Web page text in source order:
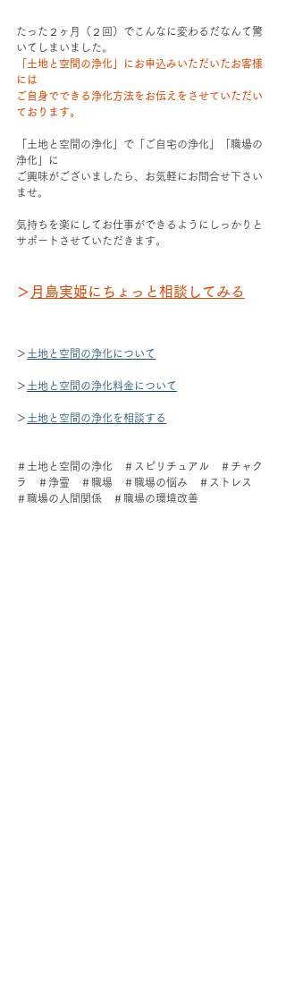
たった２ヶ月（２回）でこんなに変わるだなんて驚
いてしまいました。
「土地と空間の浄化」にお申込みいただいたお客様
には
ご自身でできる浄化方法をお伝えをさせていただい
ております。
「土地と空間の浄化」で「ご自宅の浄化」「職場の
浄化」に
ご興味がございましたら、お気軽にお問合せ下さい
ませ。
気持ちを楽にしてお仕事ができるようにしっかりと
サポートさせていただきます。
＞ 月島実姫にちょっと相談してみる
＞ 土地と空間の浄化について
＞ 土地と空間の浄化料金について
＞ 土地と空間の浄化を相談する
＃土地と空間の浄化　＃スピリチュアル　＃チャク
ラ　＃浄霊　＃職場　＃職場の悩み　＃ストレス
＃職場の人間関係　＃職場の環境改善